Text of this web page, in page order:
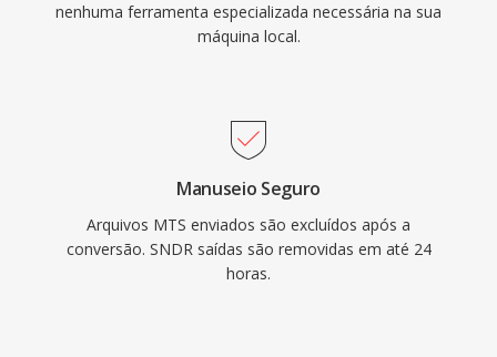
nenhuma ferramenta especializada necessária na sua
máquina local.
Manuseio Seguro
Arquivos MTS enviados são excluídos após a
conversão. SNDR saídas são removidas em até 24
horas.